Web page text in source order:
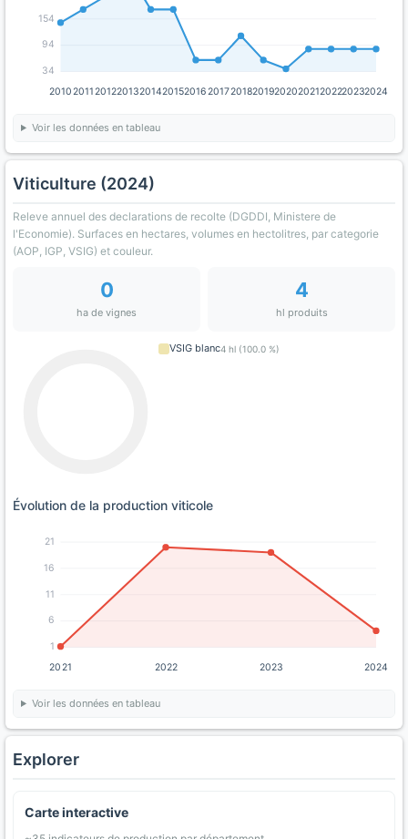
34
94
154
201020112012201320142015201620172018201920202021202220232024
Voir les données en tableau
Viticulture (2024)
Releve annuel des declarations de recolte (DGDDI, Ministere de
l'Economie). Surfaces en hectares, volumes en hectolitres, par categorie
(AOP, IGP, VSIG) et couleur.
0
ha de vignes
4
hl produits
VSIG blanc4 hl (100.0 %)
Évolution de la production viticole
1
6
11
16
21
2021 2022 2023 2024
Voir les données en tableau
Explorer
Carte interactive